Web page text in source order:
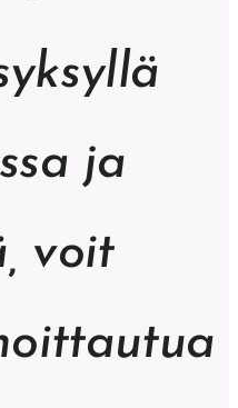
ja
voit